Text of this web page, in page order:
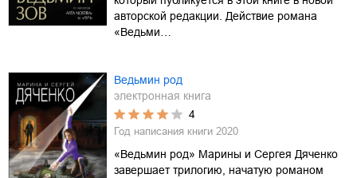
авторской редакции. Действие романа
«Ведьми…
Ведьмин род
электронная книга
4
Год написания книги 2020
«Ведьмин род» Марины и Сергея Дяченко
завершает трилогию, начатую романом